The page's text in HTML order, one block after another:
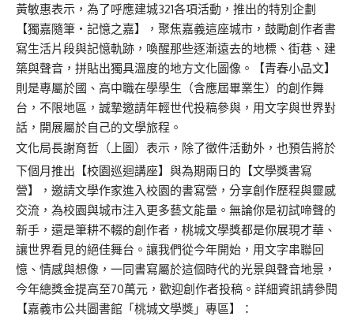
黃敏惠表示，為了呼應建城321各項活動，推出的特別企劃
【獨嘉隨筆‧記憶之嘉】，聚焦嘉義這座城市，鼓勵創作者書
寫生活片段與記憶軌跡，喚醒那些逐漸遠去的地標、街巷、建
築與聲音，拼貼出獨具溫度的地方文化圖像。【青春小品文】
則是專屬於國、高中職在學學生（含應屆畢業生）的創作舞
台，不限地區，誠摯邀請年輕世代投稿參與，用文字與世界對
話，開展屬於自己的文學旅程。
文化局長謝育哲（上圖）表示，除了徵件活動外，也預告將於
下個月推出【校園巡迴講座】與為期兩日的【文學獎書寫
營】，邀請文學作家進入校園的書寫營，分享創作歷程與靈感
交流，為校園與城市注入更多藝文能量。無論你是初試啼聲的
新手，還是筆耕不輟的創作者，桃城文學獎都是你展現才華、
讓世界看見的絕佳舞台。讓我們從今年開始，用文字串聯回
憶、情感與想像，一同書寫屬於這個時代的光景與聲音地景，
今年總獎金提高至70萬元，歡迎創作者投稿。詳細資訊請參閱
【嘉義市公共圖書館「桃城文學獎」專區】：